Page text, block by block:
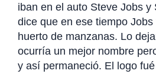
iban en el auto Steve Jobs y
dice que en ese tiempo
huerto de manzanas. Lo
ocurría un mejor nombre
y así permaneció. El logo